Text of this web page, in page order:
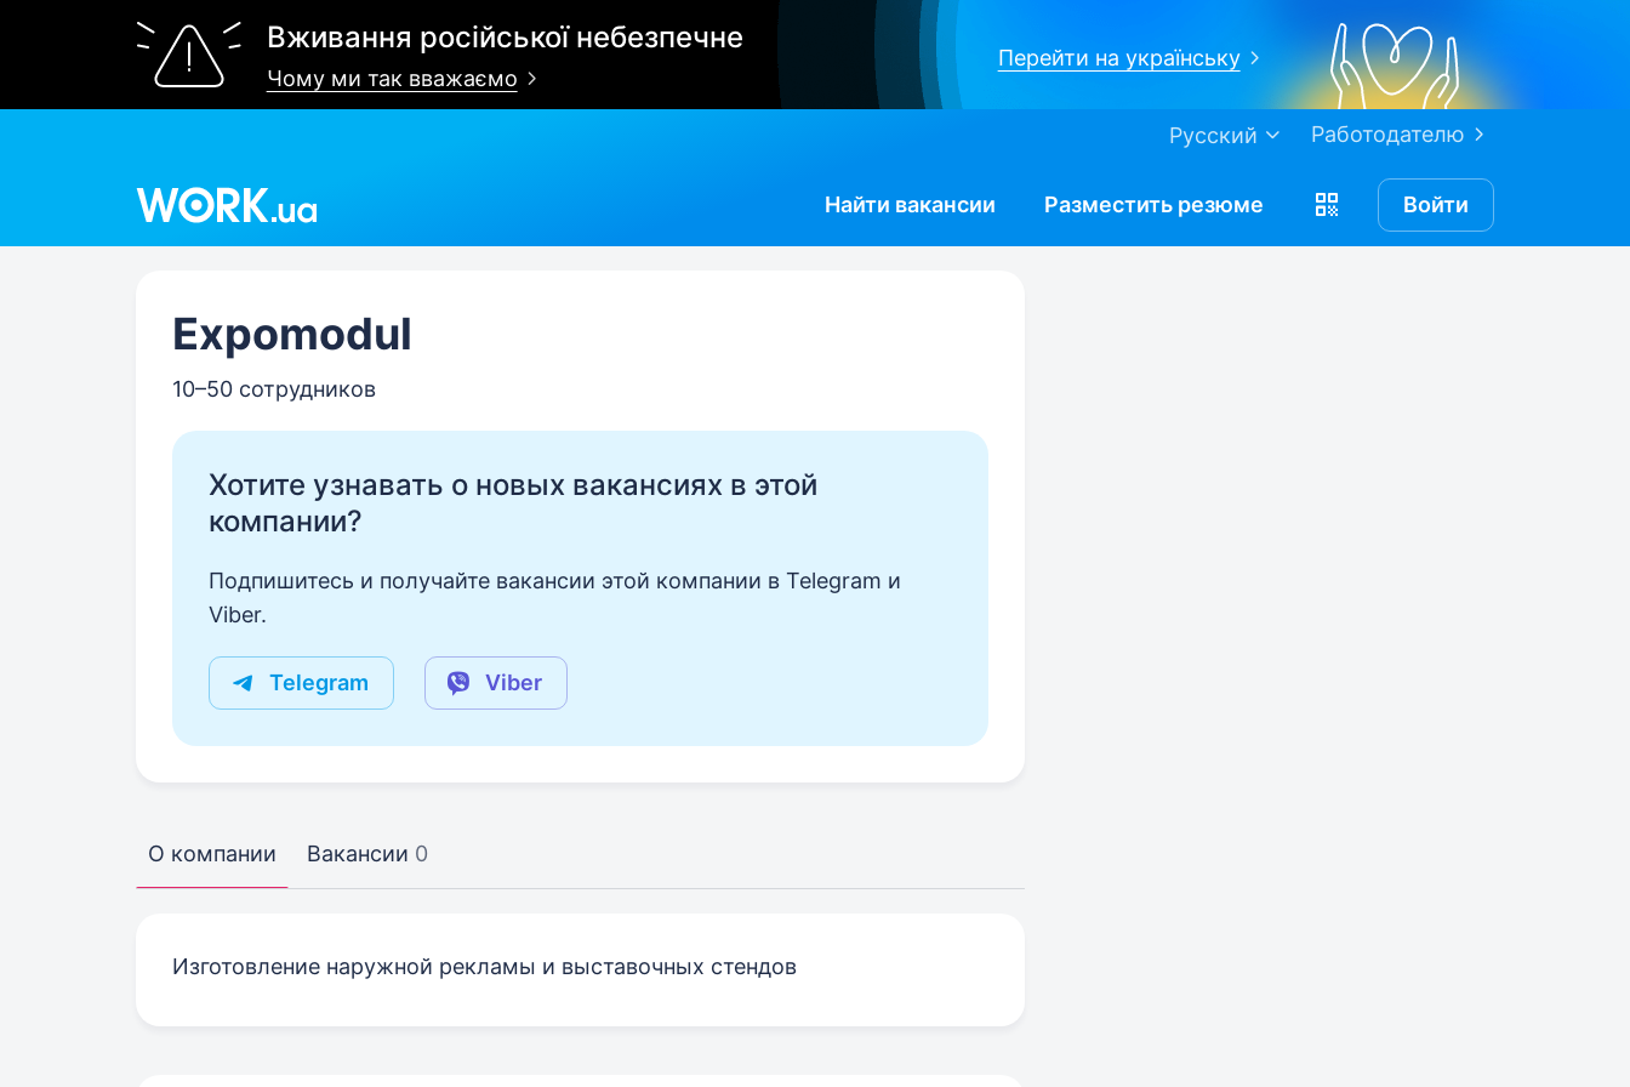
Вживання російської небезпечне
Чому ми так вважаємо
Перейти на українську
Работодателю
Русский
Найти вакансии Разместить резюме Войти
Expomodul
10–50 сотрудников
Хотите узнавать о новых вакансиях в этой
компании?
Подпишитесь и получайте вакансии этой компании в Telegram и
Viber.
Telegram Viber
О компании Вакансии 0
Изготовление наружной рекламы и выставочных стендов